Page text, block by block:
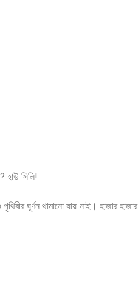
হাউ সিলি!
ঘূর্ণন থামানো যায় নাই। হাজার হাজার